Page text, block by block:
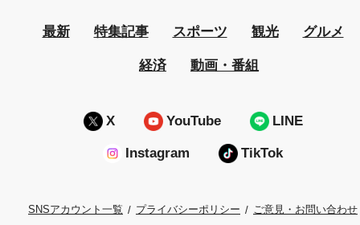
最新 特集記事 スポーツ 観光 グルメ
経済 動画・番組
X YouTube LINE
Instagram TikTok
SNSアカウント一覧 プライバシーポリシー ご意見・お問い合わせ